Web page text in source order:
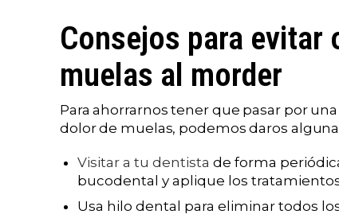
Consejos para
muelas al morder
Para ahorrarnos tener que pasar por
dolor de muelas, podemos daros
Visitar a tu dentista de forma
bucodental y aplique los
Usa hilo dental para eliminar todos